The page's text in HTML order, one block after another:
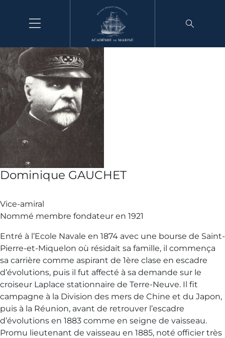
contenu
Dominique GAUCHET
Vice-amiral
Nommé membre fondateur en 1921
Entré à l’Ecole Navale en 1874 avec une bourse de Saint-
Pierre-et-Miquelon où résidait sa famille, il commença
sa carrière comme aspirant de 1ère clase en escadre
d’évolutions, puis il fut affecté à sa demande sur le
croiseur Laplace stationnaire de Terre-Neuve. Il fit
campagne à la Division des mers de Chine et du Japon,
puis à la Réunion, avant de retrouver l’escadre
d’évolutions en 1883 comme en seigne de vaisseau.
Promu lieutenant de vaisseau en 1885, noté officier très